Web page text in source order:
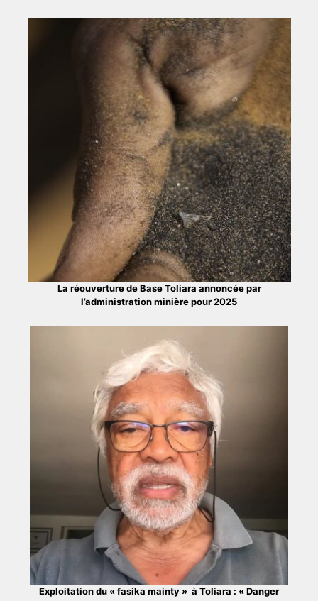
La réouverture de Base Toliara annoncée par
l’administration minière pour 2025
Exploitation du « fasika mainty » à Toliara : « Danger